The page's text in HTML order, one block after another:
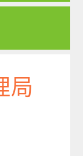
局